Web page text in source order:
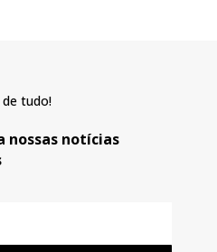
tudo!
nossas notícias